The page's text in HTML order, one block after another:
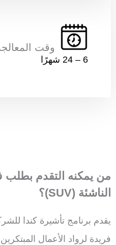
وقت
6 – 24 شهرًا
من يمكنه التقدم بطلب
الناشئة (SUV)؟
فريدة لرواد الأعمال